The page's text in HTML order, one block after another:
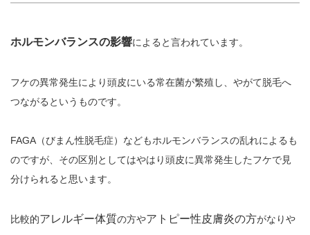
ホルモンバランスの影響によると言われています。
フケの異常発生により頭皮にいる常在菌が繁殖し、やがて脱毛へ
つながるというものです。
FAGA（びまん性脱毛症）などもホルモンバランスの乱れによるも
のですが、その区別としてはやはり頭皮に異常発生したフケで見
分けられると思います。
比較的アレルギー体質の方やアトピー性皮膚炎の方がなりや